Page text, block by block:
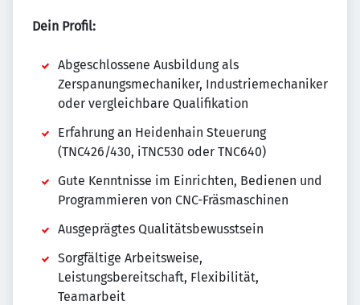
Dein Profil:
Abgeschlossene Ausbildung als
Zerspanungsmechaniker, Industriemechaniker
oder vergleichbare Qualifikation
Erfahrung an Heidenhain Steuerung
(TNC426/430, iTNC530 oder TNC640)
Gute Kenntnisse im Einrichten, Bedienen und
Programmieren von CNC-Fräsmaschinen
Ausgeprägtes Qualitätsbewusstsein
Sorgfältige Arbeitsweise,
Leistungsbereitschaft, Flexibilität,
Teamarbeit